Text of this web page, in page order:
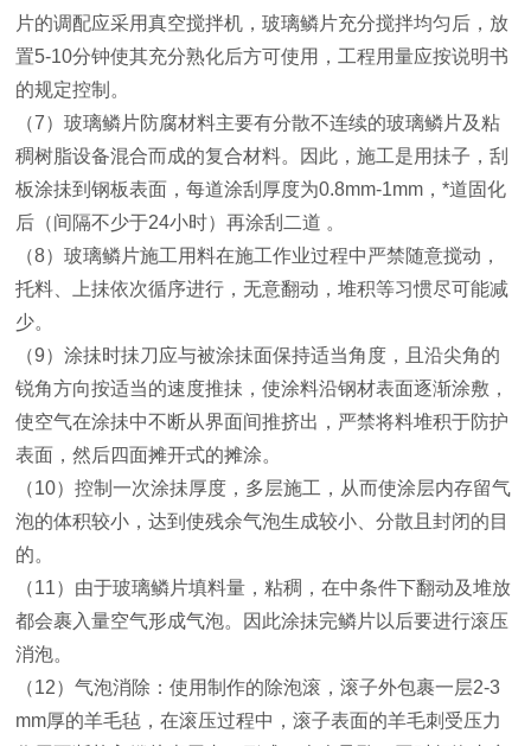
片的调配应采用真空搅拌机，玻璃鳞片充分搅拌均匀后，放
置5-10分钟使其充分熟化后方可使用，工程用量应按说明书
的规定控制。
（7）玻璃鳞片防腐材料主要有分散不连续的玻璃鳞片及粘
稠树脂设备混合而成的复合材料。因此，施工是用抺子，刮
板涂抺到钢板表面，每道涂刮厚度为0.8mm-1mm，*道固化
后（间隔不少于24小时）再涂刮二道 。
（8）玻璃鳞片施工用料在施工作业过程中严禁随意搅动，
托料、上抺依次循序进行，无意翻动，堆积等习惯尽可能减
少。
（9）涂抺时抺刀应与被涂抺面保持适当角度，且沿尖角的
锐角方向按适当的速度推抺，使涂料沿钢材表面逐渐涂敷，
使空气在涂抺中不断从界面间推挤出，严禁将料堆积于防护
表面，然后四面摊开式的摊涂。
（10）控制一次涂抺厚度，多层施工，从而使涂层内存留气
泡的体积较小，达到使残余气泡生成较小、分散且封闭的目
的。
（11）由于玻璃鳞片填料量，粘稠，在中条件下翻动及堆放
都会裹入量空气形成气泡。因此涂抺完鳞片以后要进行滚压
消泡。
（12）气泡消除：使用制作的除泡滚，滚子外包裹一层2-3
mm厚的羊毛毡，在滚压过程中，滚子表面的羊毛刺受压力